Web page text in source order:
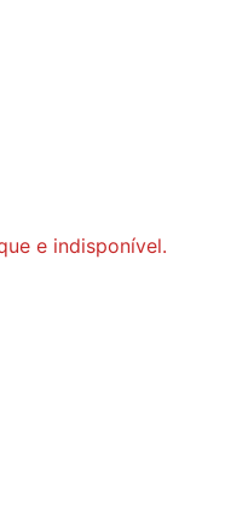
e indisponível.